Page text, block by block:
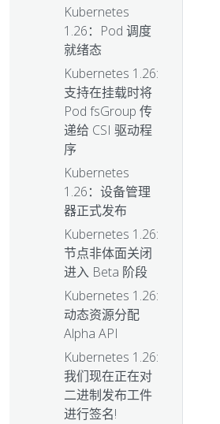
Kubernetes
1.26：Pod 调度
就绪态
Kubernetes 1.26:
支持在挂载时将
Pod fsGroup 传
递给 CSI 驱动程
序
Kubernetes
1.26：设备管理
器正式发布
Kubernetes 1.26:
节点非体面关闭
进入 Beta 阶段
Kubernetes 1.26:
动态资源分配
Alpha API
Kubernetes 1.26:
我们现在正在对
二进制发布工件
进行签名!